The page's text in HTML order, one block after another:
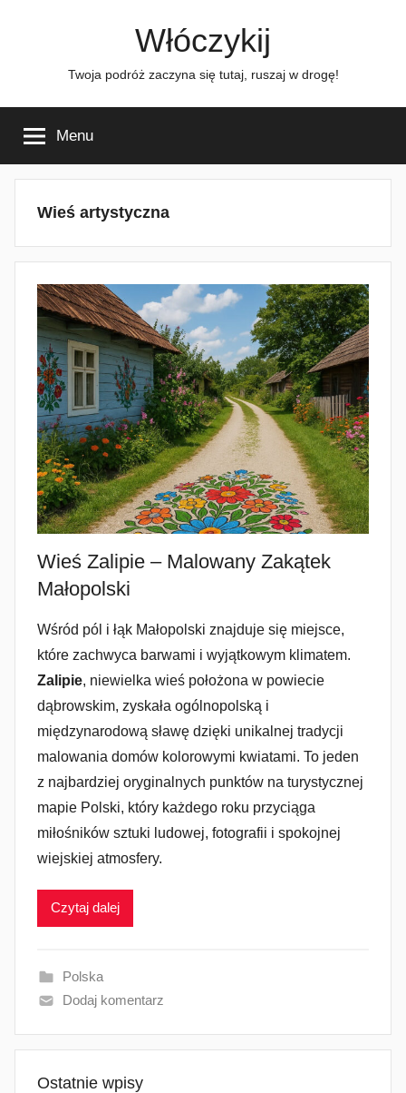
Włóczykij
Twoja podróż zaczyna się tutaj, ruszaj w drogę!
Menu
Wieś artystyczna
Wieś Zalipie – Malowany Zakątek
Małopolski
Wśród pól i łąk Małopolski znajduje się miejsce,
które zachwyca barwami i wyjątkowym klimatem.
Zalipie, niewielka wieś położona w powiecie
dąbrowskim, zyskała ogólnopolską i
międzynarodową sławę dzięki unikalnej tradycji
malowania domów kolorowymi kwiatami. To jeden
z najbardziej oryginalnych punktów na turystycznej
mapie Polski, który każdego roku przyciąga
miłośników sztuki ludowej, fotografii i spokojnej
wiejskiej atmosfery.
Czytaj dalej
Polska
Dodaj komentarz
Ostatnie wpisy